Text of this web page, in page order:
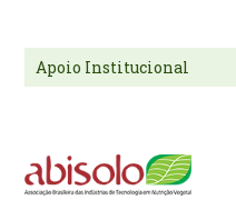
Apoio Institucional